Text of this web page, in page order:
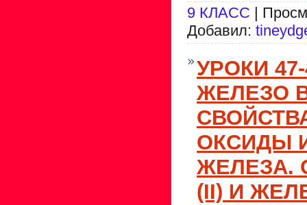
9 КЛАСС |
Добавил:
УРОКИ
ЖЕЛЕЗО
ОКСИДЫ
ЖЕЛЕЗА.
(II) И